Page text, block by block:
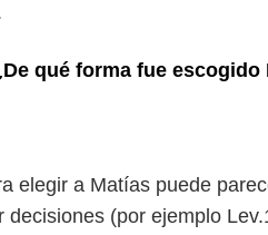
qué forma fue escogido
elegir a Matías puede
(por ejemplo